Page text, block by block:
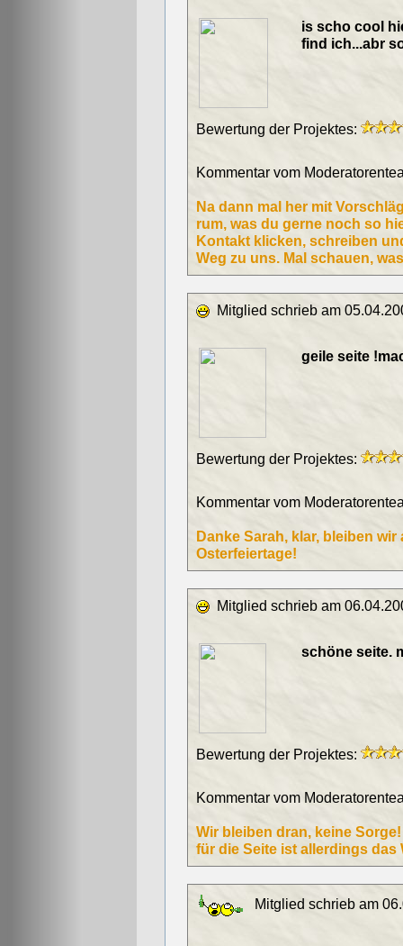
is scho cool
find ich...abr
Bewertung der Projektes:
Kommentar vom
Na dann mal her mit
rum, was du gerne noch so
Kontakt klicken, schreiben
Weg zu uns. Mal schauen,
Mitglied schrieb am
geile seite
Bewertung der Projektes:
Kommentar vom
Danke Sarah, klar, bleiben
Osterfeiertage!
Mitglied schrieb am
schöne seite.
Bewertung der Projektes:
Kommentar vom
Wir bleiben dran, keine
für die Seite ist allerdings das
Mitglied schrieb am